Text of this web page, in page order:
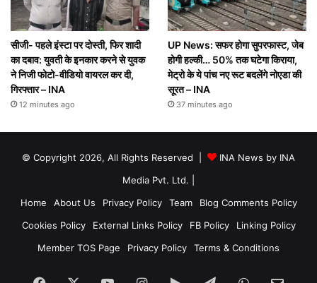
सीजी- पहले इंस्टा पर दोस्ती, फिर शादी
का दबाव: युवती के इनकार करने से युवक
ने निजी फोटो-वीडियो वायरल कर दी,
गिरफ्तार – INA
12 minutes ago
UP News: सफर होगा सुपरफास्ट, जेब
होगी हल्की… 50% तक घटेगा किराया,
मेट्रो के ये पांच नए रूट बदलेंगे नोएडा की
सूरत – INA
37 minutes ago
© Copyright 2026, All Rights Reserved |
INA News by INA
Media Pvt. Ltd.
Home
About Us Privacy Policy Team
Blog Comments Policy
Cookies Policy
External Links Policy FB Policy
Linking Policy
Member TOS Page
Privacy Policy Terms & Conditions